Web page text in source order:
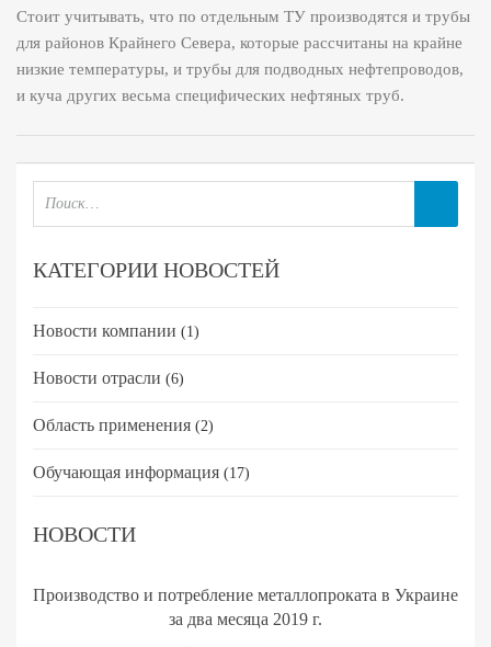
Стоит учитывать, что по отдельным ТУ производятся и трубы
для районов Крайнего Севера, которые рассчитаны на крайне
низкие температуры, и трубы для подводных нефтепроводов,
и куча других весьма специфических нефтяных труб.
КАТЕГОРИИ НОВОСТЕЙ
Новости компании (1)
Новости отрасли (6)
Область применения (2)
Обучающая информация (17)
НОВОСТИ
Производство и потребление металлопроката в Украине
за два месяца 2019 г.